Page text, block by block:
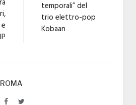
temporali” del
trio elettro-pop
Kobaan
FacebookTwitter